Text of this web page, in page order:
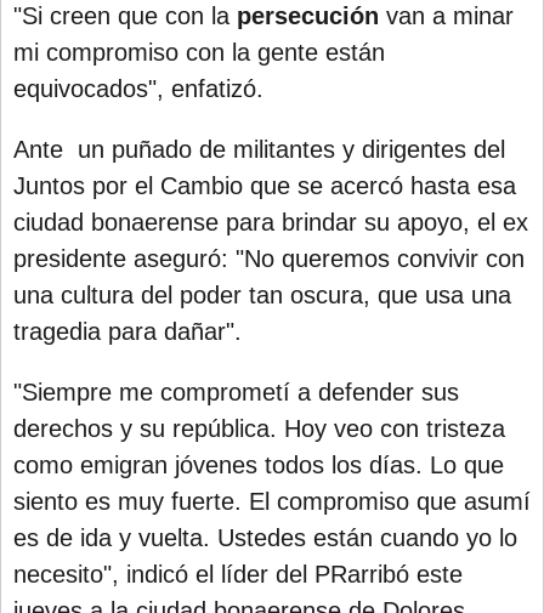
"Si creen que con la persecución van a minar
mi compromiso con la gente están
equivocados", enfatizó.
Ante un puñado de militantes y dirigentes del
Juntos por el Cambio que se acercó hasta esa
ciudad bonaerense para brindar su apoyo, el ex
presidente aseguró: "No queremos convivir con
una cultura del poder tan oscura, que usa una
tragedia para dañar".
"Siempre me comprometí a defender sus
derechos y su república. Hoy veo con tristeza
como emigran jóvenes todos los días. Lo que
siento es muy fuerte. El compromiso que asumí
es de ida y vuelta. Ustedes están cuando yo lo
necesito", indicó el líder del PRarribó este